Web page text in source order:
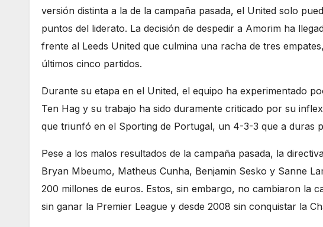
versión distinta a la de la campaña pasada, el United solo
puntos del liderato. La decisión de despedir a Amorim ha
frente al Leeds United que culmina una racha de tres
últimos cinco partidos.
Durante su etapa en el United, el equipo ha experimentado
Ten Hag y su trabajo ha sido duramente criticado por su
que triunfó en el Sporting de Portugal, un 4-3-3 que a duras
Pese a los malos resultados de la campaña pasada, la
Bryan Mbeumo, Matheus Cunha, Benjamin Sesko y Sanne
200 millones de euros. Estos, sin embargo, no cambiaron la
sin ganar la Premier League y desde 2008 sin conquistar la